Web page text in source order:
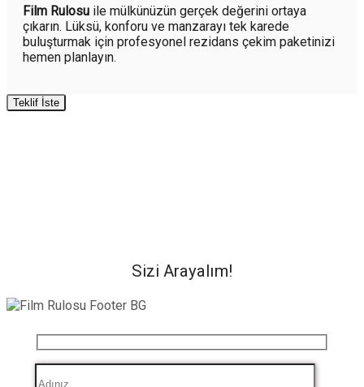
Film Rulosu ile mülkünüzün gerçek değerini ortaya
çıkarın. Lüksü, konforu ve manzarayı tek karede
buluşturmak için profesyonel rezidans çekim paketinizi
hemen planlayın.
Teklif İste
Sizi Arayalım!